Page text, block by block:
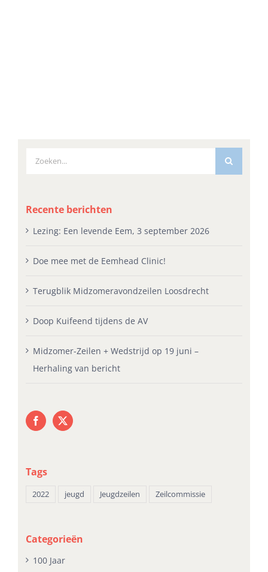
Zoeken
Recente berichten
Lezing: Een levende Eem, 3 september 2026
Doe mee met de Eemhead Clinic!
Terugblik Midzomeravondzeilen Loosdrecht
Doop Kuifeend tijdens de AV
Midzomer-Zeilen + Wedstrijd op 19 juni –
Herhaling van bericht
Tags
2022 jeugd Jeugdzeilen Zeilcommissie
Categorieën
100 Jaar